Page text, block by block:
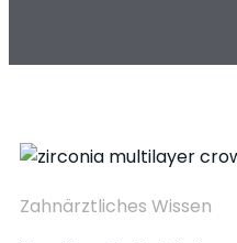
Zahnärztliches Wissen